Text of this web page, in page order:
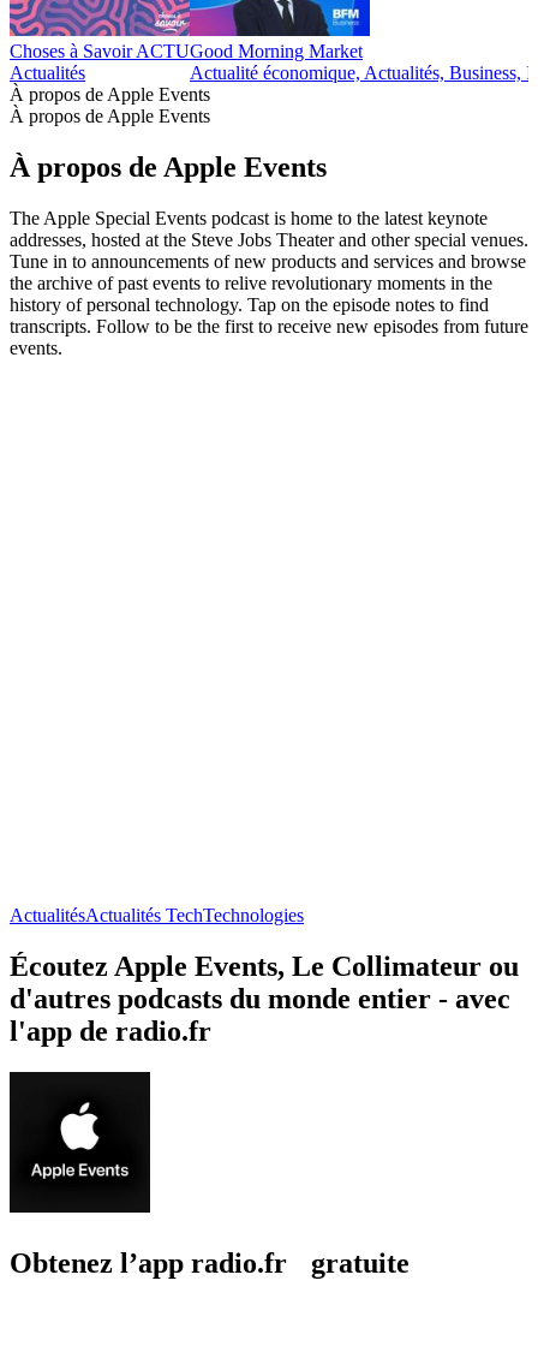
Choses à Savoir ACTU
Actualités
Good Morning Market
Actualité économique, Actualités, Business,
À propos de Apple Events
À propos de Apple Events
À propos de Apple Events
The Apple Special Events podcast is home to the latest keynote
addresses, hosted at the Steve Jobs Theater and other special venues.
Tune in to announcements of new products and services and browse
the archive of past events to relive revolutionary moments in the
history of personal technology. Tap on the episode notes to find
transcripts. Follow to be the first to receive new episodes from future
events.
ActualitésActualités TechTechnologies
Écoutez Apple Events, Le Collimateur ou
d'autres podcasts du monde entier - avec
l'app de radio.fr
Obtenez l’app radio.fr gratuite